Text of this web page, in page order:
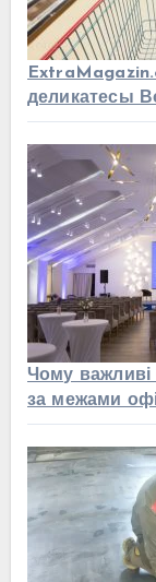
деликатесы
Чому важливі
за межами